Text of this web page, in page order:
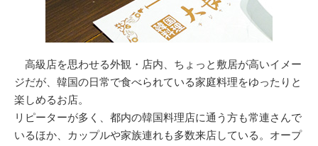
高級店を思わせる外観・店内、ちょっと敷居が高いイメー
ジだが、韓国の日常で食べられている家庭料理をゆったりと
楽しめるお店。
リピーターが多く、都内の韓国料理店に通う方も常連さんで
いるほか、カップルや家族連れも多数来店している。オープ